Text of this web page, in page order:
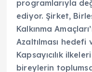
programlarıyla
ediyor. Şirket,
Kalkınma
Azaltılması hedefi
Kapsayıcılık
bireylerin